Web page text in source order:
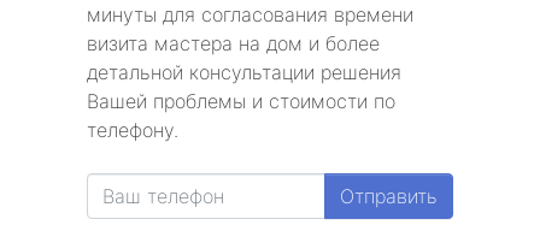
минуты для согласования времени
визита мастера на дом и более
детальной консультации решения
Вашей проблемы и стоимости по
телефону.
Отправить